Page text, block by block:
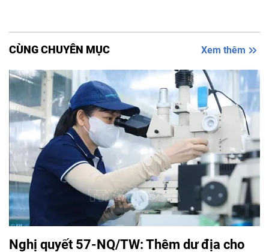
CÙNG CHUYÊN MỤC Xem thêm
Nghị quyết 57-NQ/TW: Thêm dư địa cho